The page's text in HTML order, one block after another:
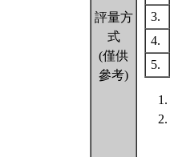
評量方
式
(僅供
參考)
3.
4.
5.